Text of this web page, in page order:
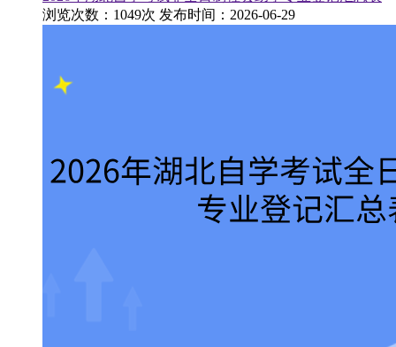
浏览次数：1049次 发布时间：2026-06-29